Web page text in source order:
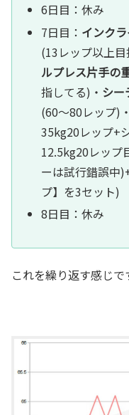
6日目：休み
7日目： インク
(13レップ以上目
ルプレス片手の
指してる)・ シー
(60～80レップ)・
35kg20レップ+
12.5kg20レップ
ーは試行錯誤中
プ】を3セット)
8日目：休み
これを繰り返す感じで